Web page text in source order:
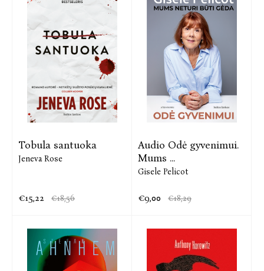
Tobula santuoka
Jeneva Rose
€15,22 €18,56
Audio Odė gyvenimui.
Mums ...
Gisele Pelicot
€9,00 €18,29